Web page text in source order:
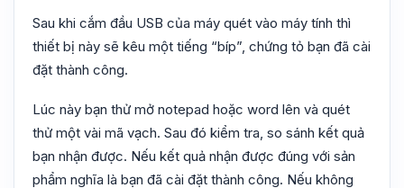
Sau khi cắm đầu USB của máy quét vào máy tính thì
thiết bị này sẽ kêu một tiếng “bíp”, chứng tỏ bạn đã cài
đặt thành công.
Lúc này bạn thử mở notepad hoặc word lên và quét
thử một vài mã vạch. Sau đó kiểm tra, so sánh kết quả
bạn nhận được. Nếu kết quả nhận được đúng với sản
phẩm nghĩa là bạn đã cài đặt thành công. Nếu không